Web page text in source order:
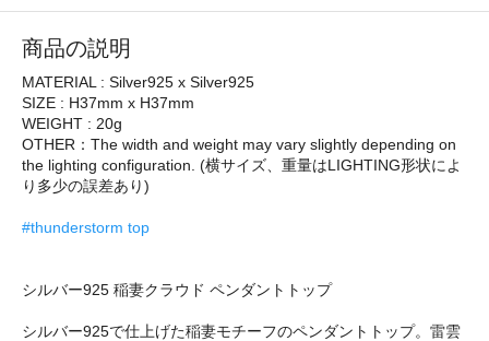
商品の説明
MATERIAL : Silver925 x Silver925
SIZE : H37mm x H37mm
WEIGHT : 20g
OTHER：The width and weight may vary slightly depending on
the lighting configuration. (横サイズ、重量はLIGHTING形状によ
り多少の誤差あり)
#thunderstorm top
シルバー925 稲妻クラウド ペンダントトップ
シルバー925で仕上げた稲妻モチーフのペンダントトップ。雷雲